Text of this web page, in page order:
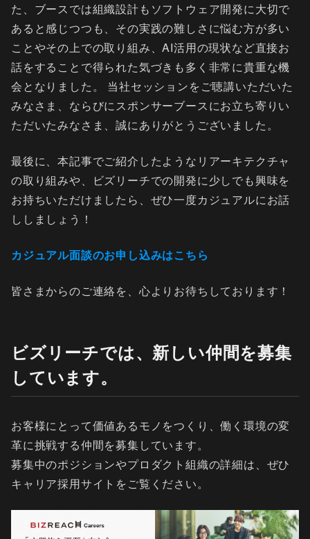
た、ブースでは組織設計もソフトウェア開発に大切で
あると感じつつも、その実践の難しさに悩む方が多い
ことやその上での取り組み、AI活用の現状など直接お
話をすることで得られた気づきも多く非常に貴重な機
会となりました。 当社セッションをご聴講いただいた
みなさま、ならびにスポンサーブースにお立ち寄りい
ただいたみなさま、誠にありがとうございました。
最後に、本記事でご紹介したようなリアーキテクチャ
の取り組みや、ビズリーチでの開発に少しでも興味を
お持ちいただけましたら、ぜひ一度カジュアルにお話
ししましょう！
カジュアル面談のお申し込みはこちら
皆さまからのご連絡を、心よりお待ちしております！
ビズリーチでは、新しい仲間を募集
しています。
お客様にとって価値あるモノをつくり、働く環境の変
革に挑戦する仲間を募集しています。
募集中のポジションやプロダクト組織の詳細は、ぜひ
キャリア採用サイトをご覧ください。